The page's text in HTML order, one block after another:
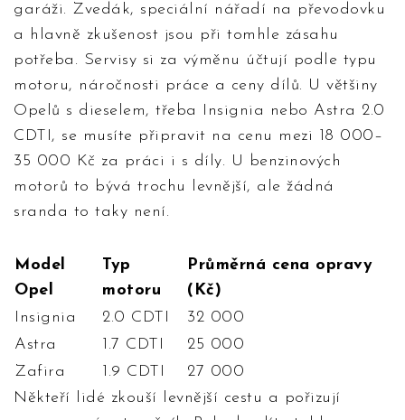
garáži. Zvedák, speciální nářadí na převodovku
a hlavně zkušenost jsou při tomhle zásahu
potřeba. Servisy si za výměnu účtují podle typu
motoru, náročnosti práce a ceny dílů. U většiny
Opelů s dieselem, třeba Insignia nebo Astra 2.0
CDTI, se musíte připravit na cenu mezi 18 000–
35 000 Kč za práci i s díly. U benzinových
motorů to bývá trochu levnější, ale žádná
sranda to taky není.
Model
Opel
Typ
motoru
Průměrná cena opravy
(Kč)
Insignia
2.0 CDTI
32 000
Astra
1.7 CDTI
25 000
Zafira
1.9 CDTI
27 000
Někteří lidé zkouší levnější cestu a pořizují